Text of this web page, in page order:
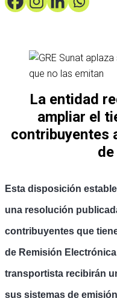
La entidad
ampliar el
contribuyentes
Esta disposición
una resolución
contribuyentes que
de Remisión
transportista recibirán
sus sistemas de